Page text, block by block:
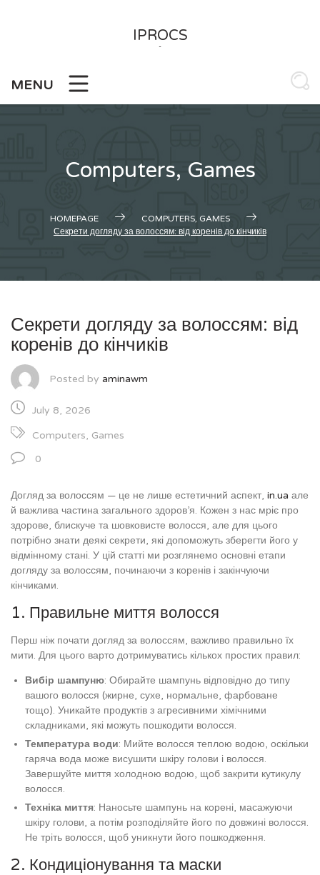
IPROCS
-
MENU
Computers, Games
HOMEPAGE
COMPUTERS, GAMES
Секрети догляду за волоссям: від коренів до кінчиків
Секрети догляду за волоссям: від
коренів до кінчиків
Posted by aminawm
July 8, 2026
Computers, Games
0
Догляд за волоссям — це не лише естетичний аспект, in.ua але
й важлива частина загального здоров’я. Кожен з нас мріє про
здорове, блискуче та шовковисте волосся, але для цього
потрібно знати деякі секрети, які допоможуть зберегти його у
відмінному стані. У цій статті ми розглянемо основні етапи
догляду за волоссям, починаючи з коренів і закінчуючи
кінчиками.
1. Правильне миття волосся
Перш ніж почати догляд за волоссям, важливо правильно їх
мити. Для цього варто дотримуватись кількох простих правил:
Вибір шампуню: Обирайте шампунь відповідно до типу
вашого волосся (жирне, сухе, нормальне, фарбоване
тощо). Уникайте продуктів з агресивними хімічними
складниками, які можуть пошкодити волосся.
Температура води: Мийте волосся теплою водою, оскільки
гаряча вода може висушити шкіру голови і волосся.
Завершуйте миття холодною водою, щоб закрити кутикулу
волосся.
Техніка миття: Наносьте шампунь на корені, масажуючи
шкіру голови, а потім розподіляйте його по довжині волосся.
Не тріть волосся, щоб уникнути його пошкодження.
2. Кондиціонування та маски